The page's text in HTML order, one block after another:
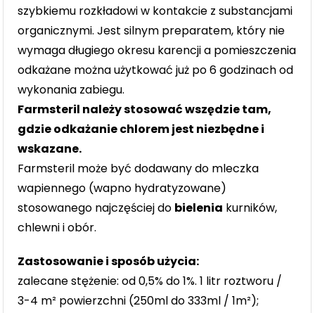
szybkiemu rozkładowi w kontakcie z substancjami
organicznymi. Jest silnym preparatem, który nie
wymaga długiego okresu karencji a pomieszczenia
odkażane można użytkować już po 6 godzinach od
wykonania zabiegu.
Farmsteril należy stosować wszędzie tam,
gdzie odkażanie chlorem jest niezbędne i
wskazane.
Farmsteril może być dodawany do mleczka
wapiennego (wapno hydratyzowane)
stosowanego najczęściej do bielenia kurników,
chlewni i obór.
Zastosowanie i sposób użycia:
zalecane stężenie: od 0,5% do 1%. 1 litr roztworu /
3-4 m² powierzchni (250ml do 333ml / 1m²);